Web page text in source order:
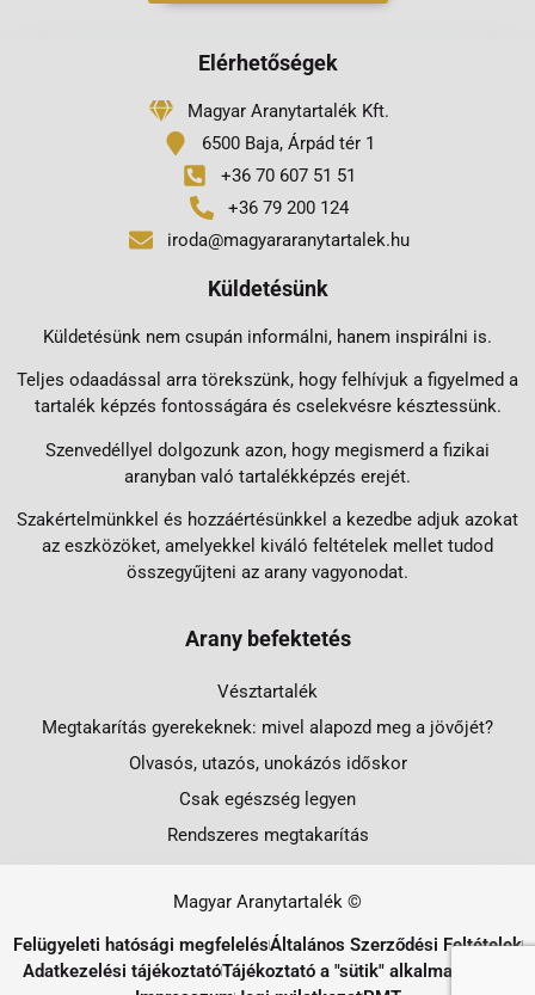
Elérhetőségek
Magyar Aranytartalék Kft.
6500 Baja, Árpád tér 1
+36 70 607 51 51
+36 79 200 124
iroda@magyararanytartalek.hu
Küldetésünk
Küldetésünk nem csupán informálni, hanem inspirálni is.
Teljes odaadással arra törekszünk, hogy felhívjuk a figyelmed a
tartalék képzés fontosságára és cselekvésre késztessünk.
Szenvedéllyel dolgozunk azon, hogy megismerd a fizikai
aranyban való tartalékképzés erejét.
Szakértelmünkkel és hozzáértésünkkel a kezedbe adjuk azokat
az eszközöket, amelyekkel kiváló feltételek mellet tudod
összegyűjteni az arany vagyonodat.
Arany befektetés
Vésztartalék
Megtakarítás gyerekeknek: mivel alapozd meg a jövőjét?
Olvasós, utazós, unokázós időskor
Csak egészség legyen
Rendszeres megtakarítás
Magyar Aranytartalék ©
Felügyeleti hatósági megfelelésÁltalános Szerződési Feltételek
Adatkezelési tájékoztatóTájékoztató a "sütik" alkalmazásáról